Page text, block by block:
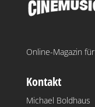
Online-Magazin
Kontakt
Michael Boldhaus